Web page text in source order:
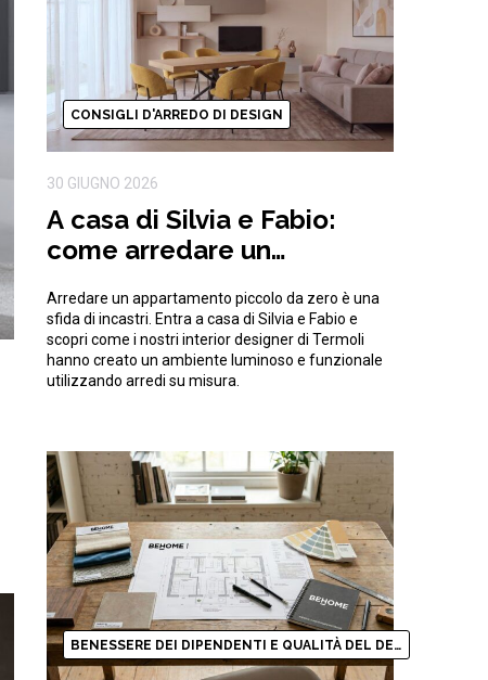
CONSIGLI D'ARREDO DI DESIGN
30 GIUGNO 2026
A casa di Silvia e Fabio:
come arredare un
zero ottimizzando gli spazi
Arredare un appartamento piccolo da zero è una
sfida di incastri. Entra a casa di Silvia e Fabio e
scopri come i nostri interior designer di Termoli
hanno creato un ambiente luminoso e funzionale
utilizzando arredi su misura.
BENESSERE DEI DIPENDENTI E QUALITÀ DEL DESIGN